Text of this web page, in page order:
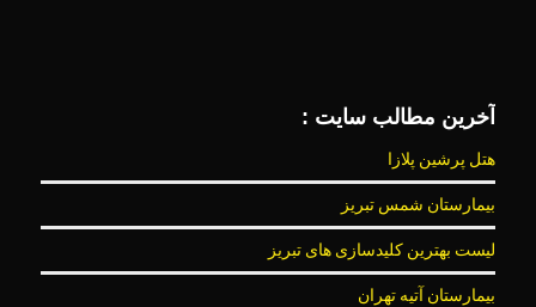
آخرین مطالب سایت :
هتل پرشین پلازا
بیمارستان شمس تبریز
لیست بهترین کلیدسازی های تبریز
بیمارستان آتیه تهران